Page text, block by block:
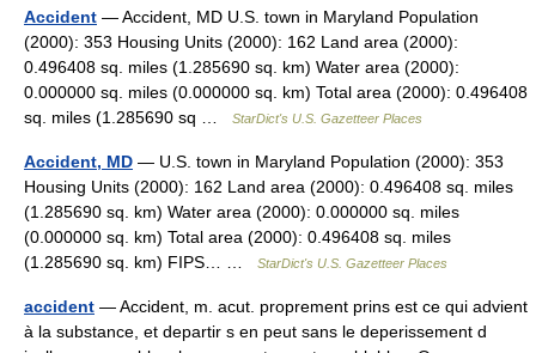
Accident — Accident, MD U.S. town in Maryland Population
(2000): 353 Housing Units (2000): 162 Land area (2000):
0.496408 sq. miles (1.285690 sq. km) Water area (2000):
0.000000 sq. miles (0.000000 sq. km) Total area (2000): 0.496408
sq. miles (1.285690 sq …
StarDict's U.S. Gazetteer Places
Accident, MD — U.S. town in Maryland Population (2000): 353
Housing Units (2000): 162 Land area (2000): 0.496408 sq. miles
(1.285690 sq. km) Water area (2000): 0.000000 sq. miles
(0.000000 sq. km) Total area (2000): 0.496408 sq. miles
(1.285690 sq. km) FIPS… …
StarDict's U.S. Gazetteer Places
accident — Accident, m. acut. proprement prins est ce qui advient
à la substance, et departir s en peut sans le deperissement d